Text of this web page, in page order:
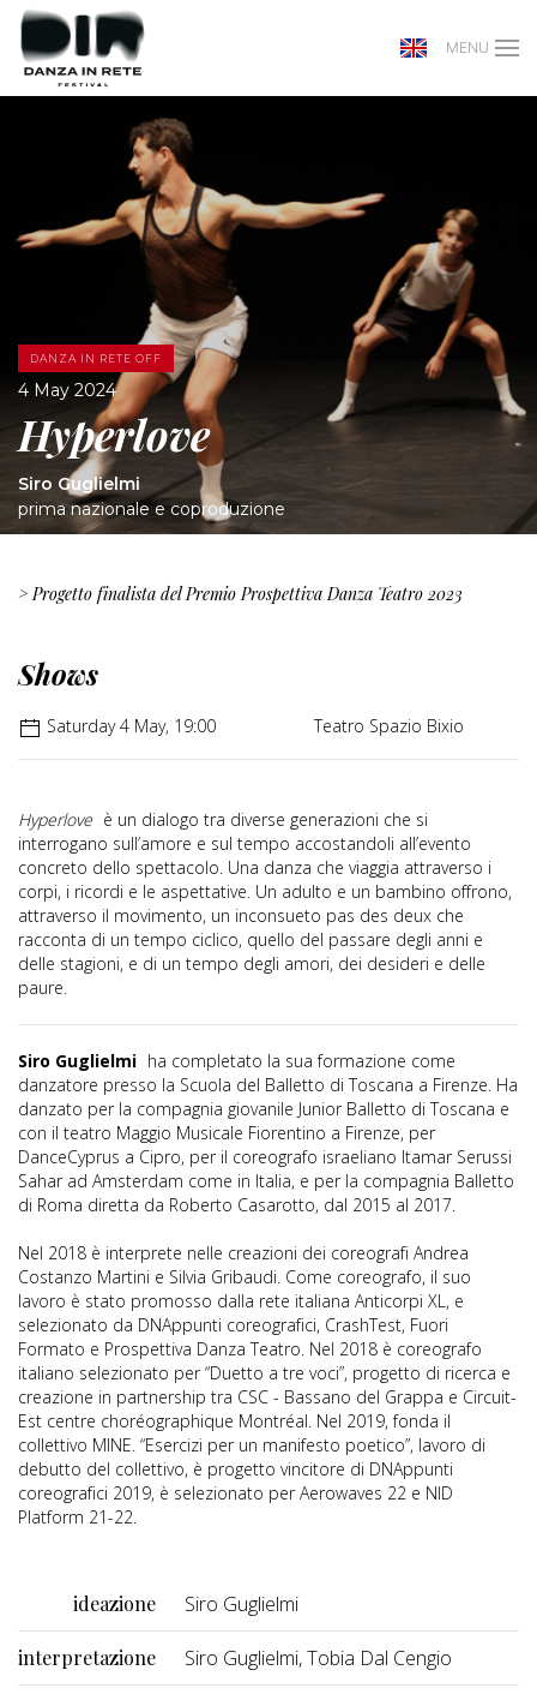
MENU
DANZA IN RETE OFF
4 May 2024
Hyperlove
Siro Guglielmi
prima nazionale e coproduzione
> Progetto finalista del Premio Prospettiva Danza Teatro 2023
Shows
Saturday 4 May, 19:00 Teatro Spazio Bixio
Hyperlove è un dialogo tra diverse generazioni che si
interrogano sull’amore e sul tempo accostandoli all’evento
concreto dello spettacolo. Una danza che viaggia attraverso i
corpi, i ricordi e le aspettative. Un adulto e un bambino offrono,
attraverso il movimento, un inconsueto pas des deux che
racconta di un tempo ciclico, quello del passare degli anni e
delle stagioni, e di un tempo degli amori, dei desideri e delle
paure.
Siro Guglielmi ha completato la sua formazione come
danzatore presso la Scuola del Balletto di Toscana a Firenze. Ha
danzato per la compagnia giovanile Junior Balletto di Toscana e
con il teatro Maggio Musicale Fiorentino a Firenze, per
DanceCyprus a Cipro, per il coreografo israeliano Itamar Serussi
Sahar ad Amsterdam come in Italia, e per la compagnia Balletto
di Roma diretta da Roberto Casarotto, dal 2015 al 2017.
Nel 2018 è interprete nelle creazioni dei coreografi Andrea
Costanzo Martini e Silvia Gribaudi. Come coreografo, il suo
lavoro è stato promosso dalla rete italiana Anticorpi XL, e
selezionato da DNAppunti coreografici, CrashTest, Fuori
Formato e Prospettiva Danza Teatro. Nel 2018 è coreografo
italiano selezionato per “Duetto a tre voci”, progetto di ricerca e
creazione in partnership tra CSC - Bassano del Grappa e Circuit-
Est centre choréographique Montréal. Nel 2019, fonda il
collettivo MINE. “Esercizi per un manifesto poetico”, lavoro di
debutto del collettivo, è progetto vincitore di DNAppunti
coreografici 2019, è selezionato per Aerowaves 22 e NID
Platform 21-22.
ideazione Siro Guglielmi
interpretazione Siro Guglielmi, Tobia Dal Cengio